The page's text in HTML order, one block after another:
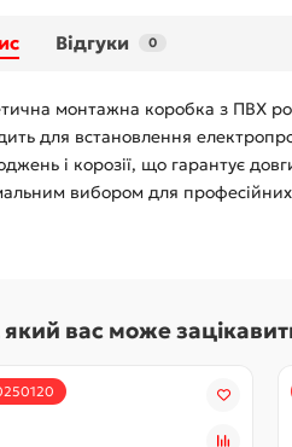
Відгуки 0
монтажна коробка з ПВХ
для встановлення
і корозії, що гарантує
вибором для
який вас може